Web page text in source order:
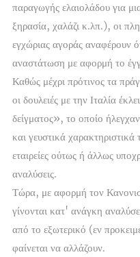
παραγωγής ελαιολάδου για
ξηρασία, χαλάζι κ.λπ.), οι
εγχώριας αγοράς αναφέρουν
αναστάτωση με αφορμή το
Καθώς μέχρι πρότινος τα
οι δουλειές με την Ιταλία
δείγματος», το οποίο
και γευστικά
εταιρείες ούτως ή άλλως
αναλύσεις.
Τώρα, με αφορμή τον
γίνονται κατ' ανάγκη
από το εξωτερικό (εν
φαίνεται να αλλάζουν.